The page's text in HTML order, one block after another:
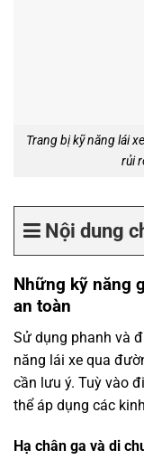
Trang bị kỹ năng lái
rủi
Nội dung
Những kỹ năng
an toàn
Sử dụng phanh và
năng lái xe qua
cần lưu ý. Tuỳ vào
thể áp dụng các
Hạ chân ga và di